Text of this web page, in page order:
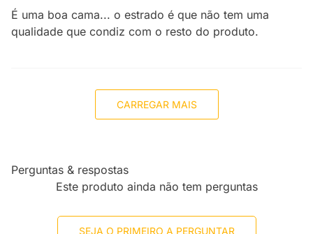
É uma boa cama... o estrado é que não tem uma
qualidade que condiz com o resto do produto.
CARREGAR MAIS
Perguntas & respostas
Este produto ainda não tem perguntas
SEJA O PRIMEIRO A PERGUNTAR